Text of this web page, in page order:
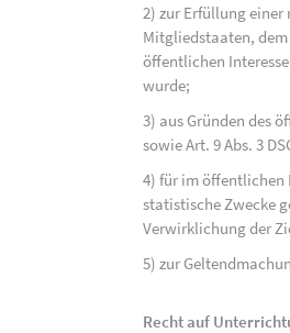
2) zur Erfüllung
Mitgliedstaaten,
öffentlichen
wurde;
3) aus Gründen des
sowie Art. 9 Abs. 3
4) für im öffentlichen
statistische Zwecke
Verwirklichung der
5) zur
Recht auf